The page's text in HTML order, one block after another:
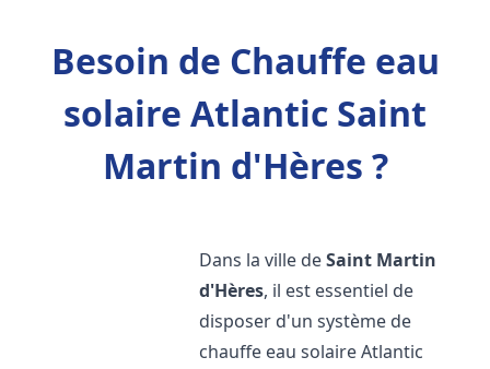
Besoin de Chauffe eau
solaire Atlantic Saint
Martin d'Hères ?
Dans la ville deSaint Martin
d'Hères, il est essentiel de
disposer d'un système de
chauffe eau solaire Atlantic